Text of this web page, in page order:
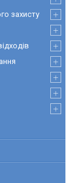
захисту